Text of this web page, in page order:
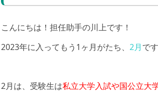
こんにちは！担任助手の川上です！
2023年に入ってもう1ヶ月がたち、2月で
2月は、受験生は私立大学入試や国公立大